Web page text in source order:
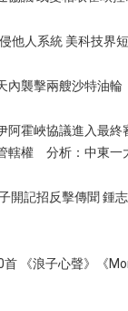
他人系統 美科技界
內襲擊兩艘沙特油輪
阿霍峽協議進入最終
轄權 分析：中東一
開記招反擊傳聞 鍾
《浪子心聲》《